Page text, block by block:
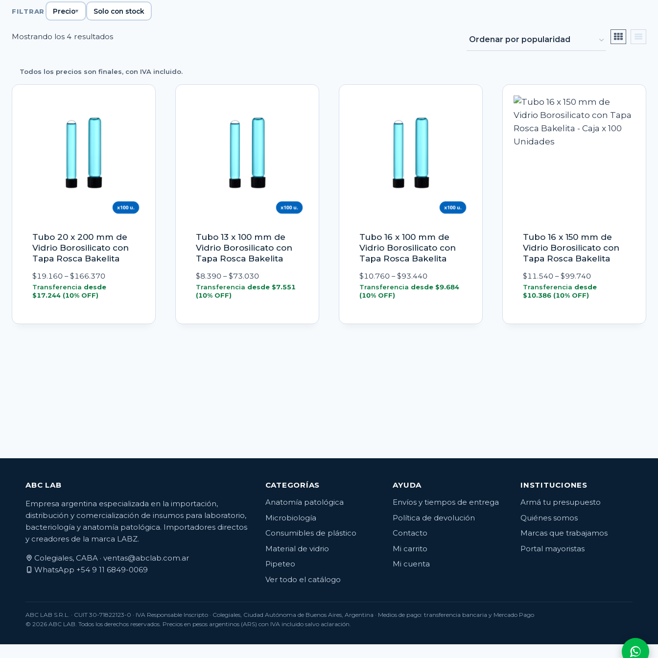
FILTRAR Precio Solo con stock
Mostrando los 4 resultadosOrdenado
Todos los precios son finales, con IVA incluido.
Tubo 20 x 200 mm de
Vidrio Borosilicato con
Tapa Rosca Bakelita
$19.160 – $166.370Rango
de
Transferencia desde
$17.244 (10% OFF)
Tubo 13 x 100 mm de
Vidrio Borosilicato con
Tapa Rosca Bakelita
$8.390 – $73.030Rango
de
Transferencia desde $7.551
(10% OFF)
Tubo 16 x 100 mm de
Vidrio Borosilicato con
Tapa Rosca Bakelita
$10.760 – $93.440Rango
de
Transferencia desde $9.684
(10% OFF)
Tubo 16 x 150 mm de
Vidrio Borosilicato con
Tapa Rosca Bakelita
$11.540 – $99.740Rango
de
Transferencia desde
$10.386 (10% OFF)
ABC LAB
Empresa argentina especializada en la importación,
distribución y comercialización de insumos para laboratorio,
bacteriología y anatomía patológica. Importadores directos
y creadores de la marca LABZ.
Colegiales, CABA · ventas@abclab.com.ar
WhatsApp +54 9 11 6849-0069
CATEGORÍAS
Anatomía patológica
Microbiología
Consumibles de plástico
Material de vidrio
Pipeteo
Ver todo el catálogo
AYUDA
Envíos y tiempos de entrega
Política de devolución
Contacto
Mi carrito
Mi cuenta
INSTITUCIONES
Armá tu presupuesto
Quiénes somos
Marcas que trabajamos
Portal mayoristas
ABC LAB S.R.L. · CUIT 30-71822123-0 · IVA Responsable Inscripto · Colegiales, Ciudad Autónoma de Buenos Aires, Argentina · Medios de pago: transferencia bancaria y Mercado Pago
© 2026 ABC LAB. Todos los derechos reservados. Precios en pesos argentinos (ARS) con IVA incluido salvo aclaración.